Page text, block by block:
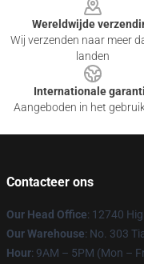
Wereldwijde
Wij verzenden naar meer
landen
Internationale
Aangeboden in het
Contacteer ons
Our Head Office: 12740
Our Warehouse: No. 303
Hour: 9AM – 5PM (Mon –